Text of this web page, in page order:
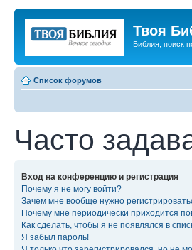
Твоя
Библия, поиск
Список форумов
Часто
Вход на конференцию и регистрация
Почему я не могу войти?
Зачем мне вообще нужно
Почему мне периодически приходится
Как сделать, чтобы я не появлялся в
Я забыл пароль!